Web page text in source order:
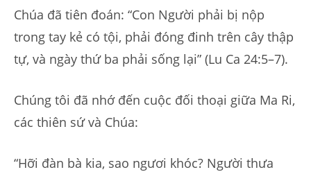
Chúa đã tiên đoán: “Con Người phải bị nộp
trong tay kẻ có tội, phải đóng đinh trên cây thập
tự, và ngày thứ ba phải sống lại” (Lu Ca 24:5–7).
Chúng tôi đã nhớ đến cuộc đối thoại giữa Ma Ri,
các thiên sứ và Chúa:
“Hỡi đàn bà kia, sao ngươi khóc? Người thưa